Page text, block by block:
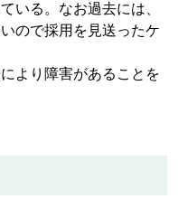
いる。なお過去には、
ので採用を見送ったケ
より障害があることを